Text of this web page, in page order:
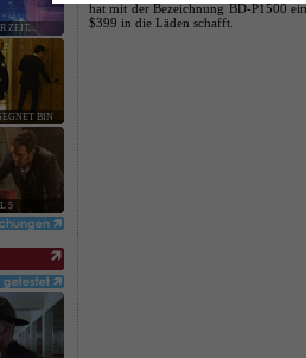
ZEIT...
BIN
5
hat mit der Bezeichnung BD-P1500
$399 in die Läden schafft.